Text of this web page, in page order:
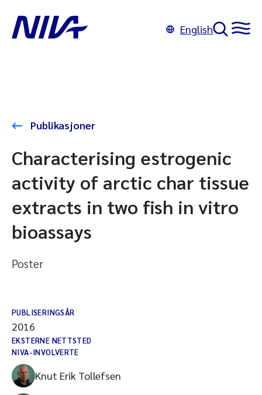
English
Publikasjoner
Characterising estrogenic
activity of arctic char tissue
extracts in two fish in vitro
bioassays
Poster
PUBLISERINGSÅR
2016
EKSTERNE NETTSTED
NIVA-INVOLVERTE
Knut Erik Tollefsen